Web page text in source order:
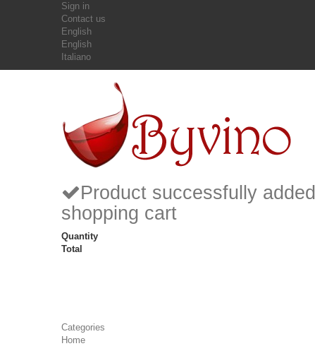
Sign in
Contact us
English
English
Italiano
Product successfully
shopping cart
Quantity
Total
Categories
Home